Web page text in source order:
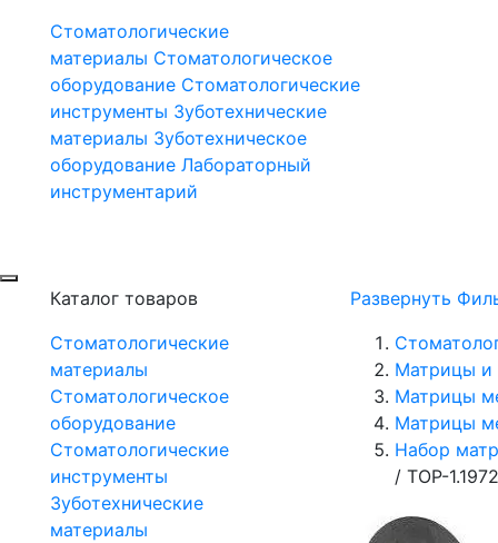
Стоматологические
материалы Стоматологическое
оборудование Стоматологические
инструменты Зуботехнические
материалы Зуботехническое
оборудование Лабораторный
инструментарий
Каталог товаров
Стоматологические
материалы
Стоматологическое
оборудование
Стоматологические
инструменты
Зуботехнические
материалы
Развернуть
Матрицы и
Матрицы
Матрицы
Набор
/ ТОР-